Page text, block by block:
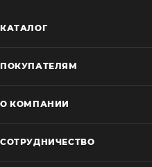
КАТАЛОГ
ПОКУПАТЕЛЯМ
О КОМПАНИИ
СОТРУДНИЧЕСТВО